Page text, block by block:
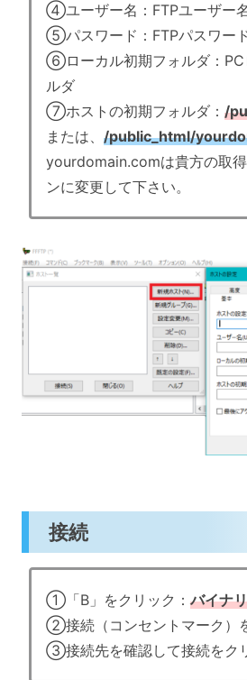
④ユーザー名：FTPユーザー
⑤パスワード：FTPパスワー
⑥ローカル初期フォルダ：PC
ルダ
⑦ホストの初期フォルダ： /
または、 /public_html/
yourdomain.comは貴方の取
ンに変更して下さい。
接続
①「B」をクリック：バイナ
②接続（コンセントマーク）
③接続先を確認して接続をク